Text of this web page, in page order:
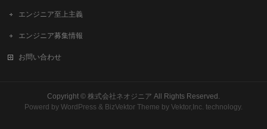
エンジニア至上主義
エンジニア募集情報
お問い合わせ
Copyright © 株式会社ネオジニア All Rights Reserved.
Powerd by WordPress & BizVektor Theme by Vektor,Inc. technology.